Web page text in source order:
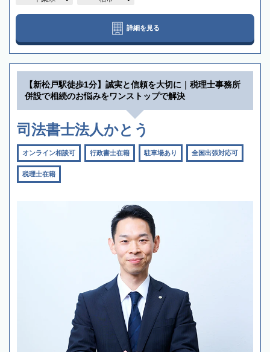
詳細を見る
【新松戸駅徒歩1分】誠実と信頼を大切に｜税理士事務所
併設で相続のお悩みをワンストップで解決
司法書士法人かとう
オンライン相談可 行政書士在籍 駐車場あり 全国出張対応可
税理士在籍